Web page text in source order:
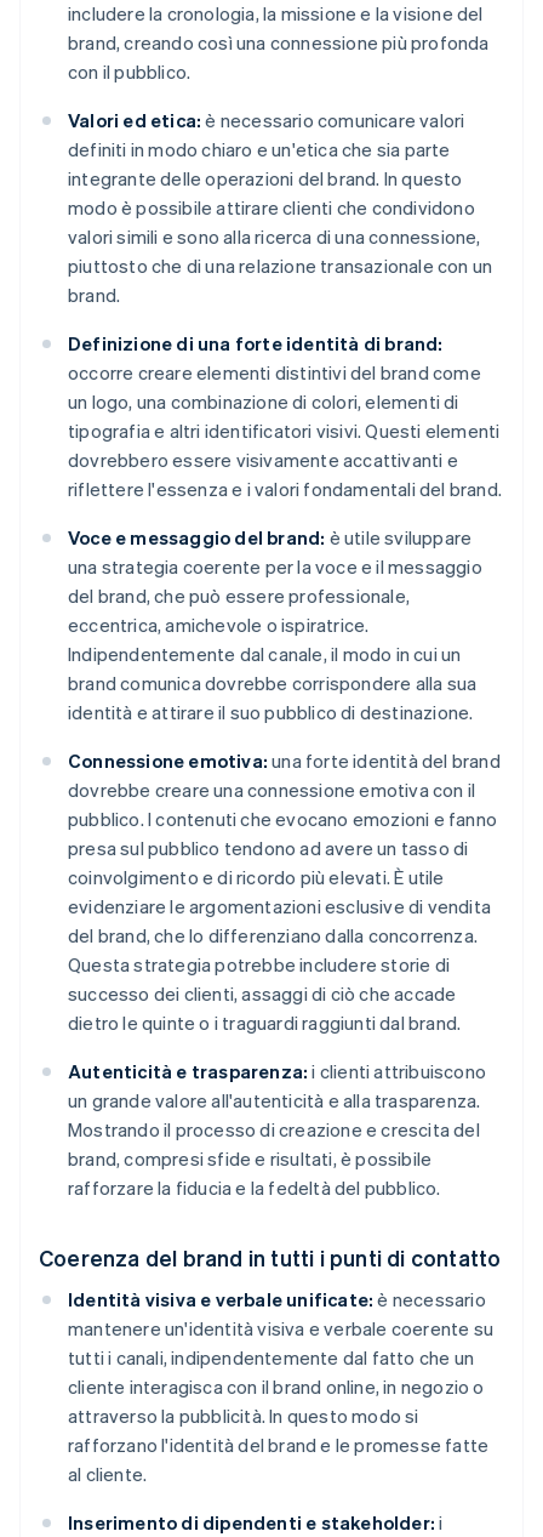
includere la cronologia, la missione e la visione del
brand, creando così una connessione più profonda
con il pubblico.
Valori ed etica: è necessario comunicare valori
definiti in modo chiaro e un'etica che sia parte
integrante delle operazioni del brand. In questo
modo è possibile attirare clienti che condividono
valori simili e sono alla ricerca di una connessione,
piuttosto che di una relazione transazionale con un
brand.
Definizione di una forte identità di brand:
occorre creare elementi distintivi del brand come
un logo, una combinazione di colori, elementi di
tipografia e altri identificatori visivi. Questi elementi
dovrebbero essere visivamente accattivanti e
riflettere l'essenza e i valori fondamentali del brand.
Voce e messaggio del brand: è utile sviluppare
una strategia coerente per la voce e il messaggio
del brand, che può essere professionale,
eccentrica, amichevole o ispiratrice.
Indipendentemente dal canale, il modo in cui un
brand comunica dovrebbe corrispondere alla sua
identità e attirare il suo pubblico di destinazione.
Connessione emotiva: una forte identità del brand
dovrebbe creare una connessione emotiva con il
pubblico. I contenuti che evocano emozioni e fanno
presa sul pubblico tendono ad avere un tasso di
coinvolgimento e di ricordo più elevati. È utile
evidenziare le argomentazioni esclusive di vendita
del brand, che lo differenziano dalla concorrenza.
Questa strategia potrebbe includere storie di
successo dei clienti, assaggi di ciò che accade
dietro le quinte o i traguardi raggiunti dal brand.
Autenticità e trasparenza: i clienti attribuiscono
un grande valore all'autenticità e alla trasparenza.
Mostrando il processo di creazione e crescita del
brand, compresi sfide e risultati, è possibile
rafforzare la fiducia e la fedeltà del pubblico.
Coerenza del brand in tutti i punti di contatto
Identità visiva e verbale unificate: è necessario
mantenere un'identità visiva e verbale coerente su
tutti i canali, indipendentemente dal fatto che un
cliente interagisca con il brand online, in negozio o
attraverso la pubblicità. In questo modo si
rafforzano l'identità del brand e le promesse fatte
al cliente.
Inserimento di dipendenti e stakeholder: i